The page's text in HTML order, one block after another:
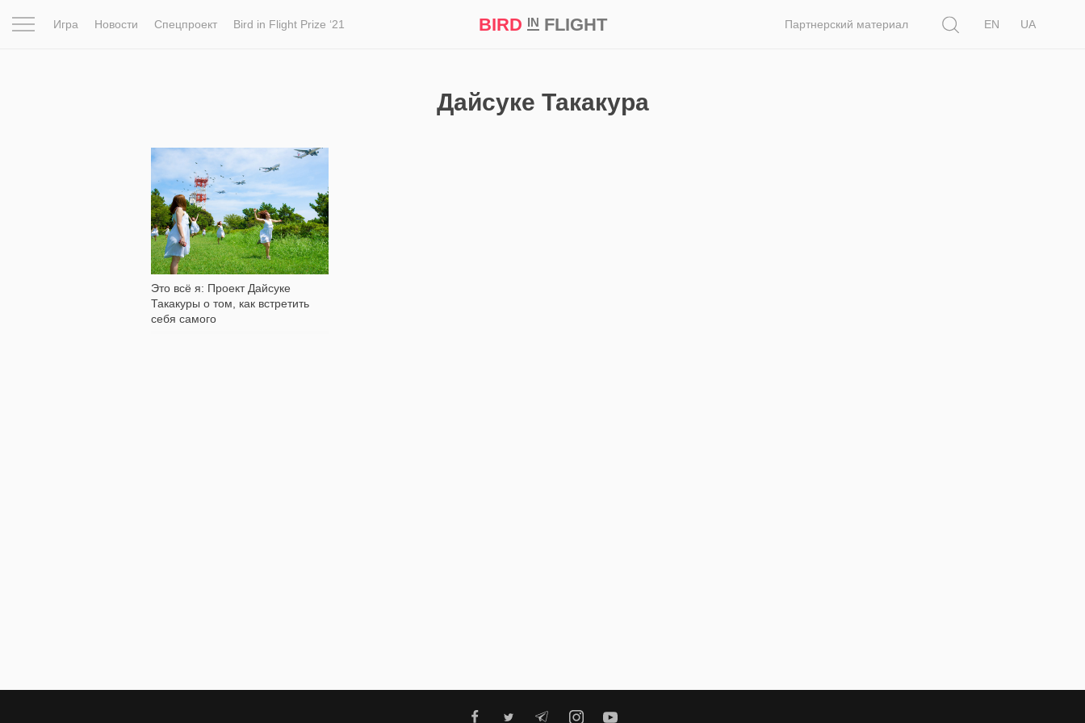
Игра Новости Спецпроект Bird in Flight Prize ‘21 BIRD INFLIGHT Партнерский материал
EN
UA
Дайсуке Такакура
Это всё я: Проект Дайсуке
Такакуры о том, как встретить
себя самого
1 370